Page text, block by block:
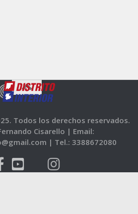
Todos los derechos reservados.
Cisarello | Email:
| Tel.: 3388672080